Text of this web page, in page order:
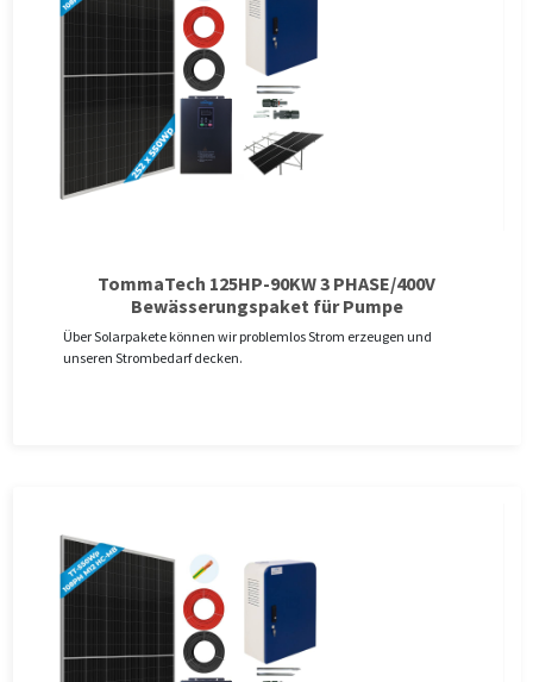
TommaTech 125HP-90KW 3 PHASE/400V
Bewässerungspaket für Pumpe
Über Solarpakete können wir problemlos Strom erzeugen und
unseren Strombedarf decken.